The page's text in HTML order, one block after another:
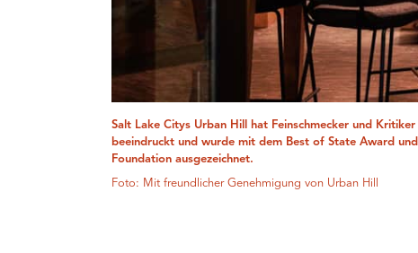
Salt Lake Citys Urban Hill hat Feinschmecker und
beeindruckt und wurde mit dem Best of State Award
Foundation ausgezeichnet.
Foto: Mit freundlicher Genehmigung von Urban Hill